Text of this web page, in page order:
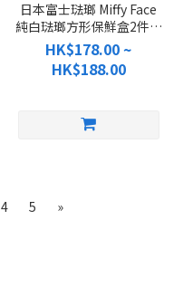
日本富士琺瑯 Miffy Face
純白琺瑯方形保鮮盒2件套
裝
HK$178.00 ~
HK$188.00
4 5 »